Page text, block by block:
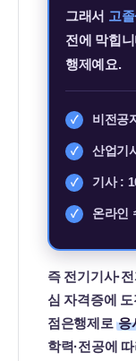
그래서 고
전에 막힙
행제예요.
✓ 비전공
✓ 산업기
✓ 기사 :
✓ 온라인
즉 전기기사·
심 자격증에
점은행제로응
학력·전공에